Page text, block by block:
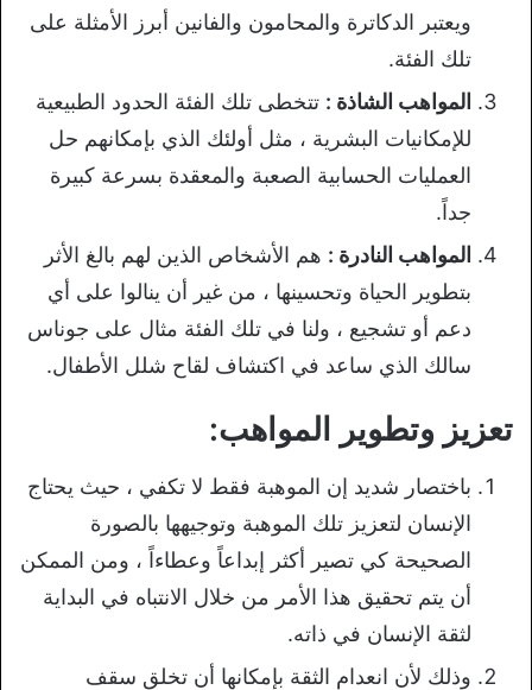
ويعتبر الدكاترة والمحامون والفانين أبرز الأمثلة على
تلك الفئة.
المواهب الشاذة : تتخطى تلك الفئة الحدود الطبيعية
للإمكانيات البشرية ، مثل أولئك الذي بإمكانهم حل
العمليات الحسابية الصعبة والمعقدة بسرعة كبيرة
جداً.
المواهب النادرة : هم الأشخاص الذين لهم بالغ الأثر
بتطوير الحياة وتحسينها ، من غير أن ينالوا على أي
دعم أو تشجيع ، ولنا في تلك الفئة مثال على جوناس
سالك الذي ساعد في اكتشاف لقاح شلل الأطفال.
تعزيز وتطوير المواهب:
باختصار شديد إن الموهبة فقط لا تكفي ، حيث يحتاج
الإنسان لتعزيز تلك الموهبة وتوجيهها بالصورة
الصحيحة كي تصير أكثر إبداعاً وعطاءاً ، ومن الممكن
أن يتم تحقيق هذا الأمر من خلال الانتباه في البداية
لثقة الإنسان في ذاته.
وذلك لأن انعدام الثقة بإمكانها أن تخلق سقف